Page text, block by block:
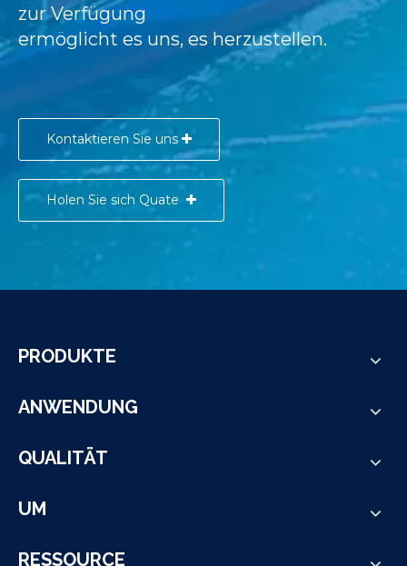
zur Verfügung
ermöglicht es uns, es herzustellen.
Kontaktieren Sie uns
Holen Sie sich Quate
PRODUKTE
ANWENDUNG
QUALITÄT
UM
RESSOURCE